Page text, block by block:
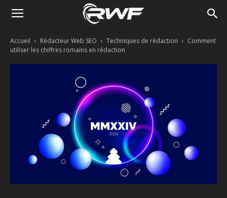
Accueil Rédacteur Web SEO Techniques de rédaction
Comment
utiliser les chiffres romains en rédaction